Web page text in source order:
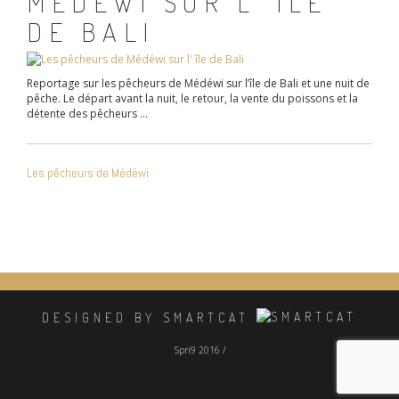
DE BALI
Reportage sur les pêcheurs de Médéwi sur l’île de Bali et une nuit de
pêche. Le départ avant la nuit, le retour, la vente du poissons et la
détente des pêcheurs …
DE
Les pêcheurs de Médéwi
DESIGNED BY SMARTCAT
Spri9 2016 /